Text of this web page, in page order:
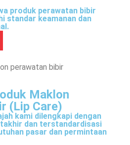
produk perawatan bibir
standar keamanan dan
Maklon
(Lip Care)
kami dilengkapi dengan
dan terstandardisasi
pasar dan permintaan